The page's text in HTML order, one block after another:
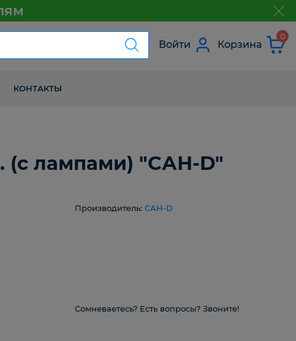
Войти Корзина
0
КОНТАКТЫ
(с лампами) "САН-D"
Производитель: САН-D
Сомневаетесь? Есть вопросы? Звоните!